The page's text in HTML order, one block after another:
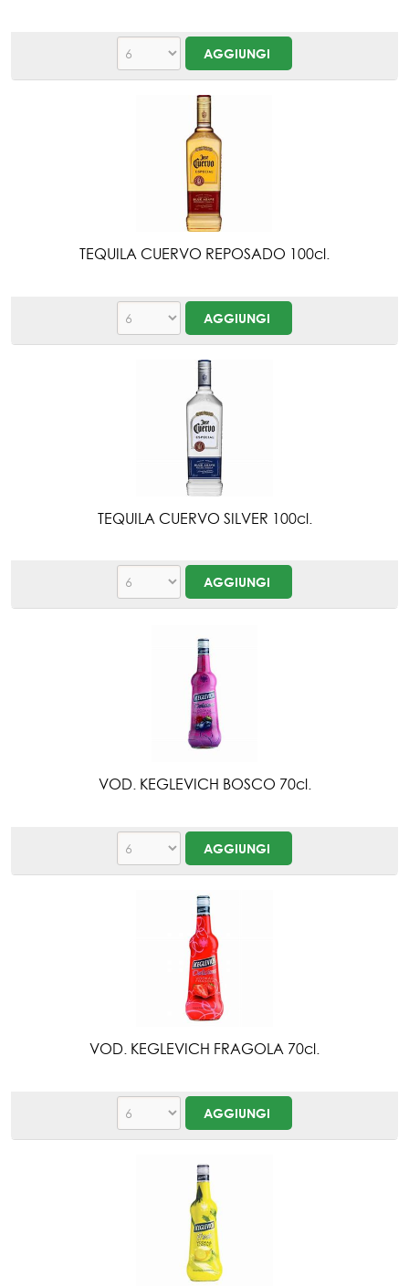
TEQUILA CUERVO REPOSADO 100cl.
TEQUILA CUERVO SILVER 100cl.
VOD. KEGLEVICH BOSCO 70cl.
VOD. KEGLEVICH FRAGOLA 70cl.